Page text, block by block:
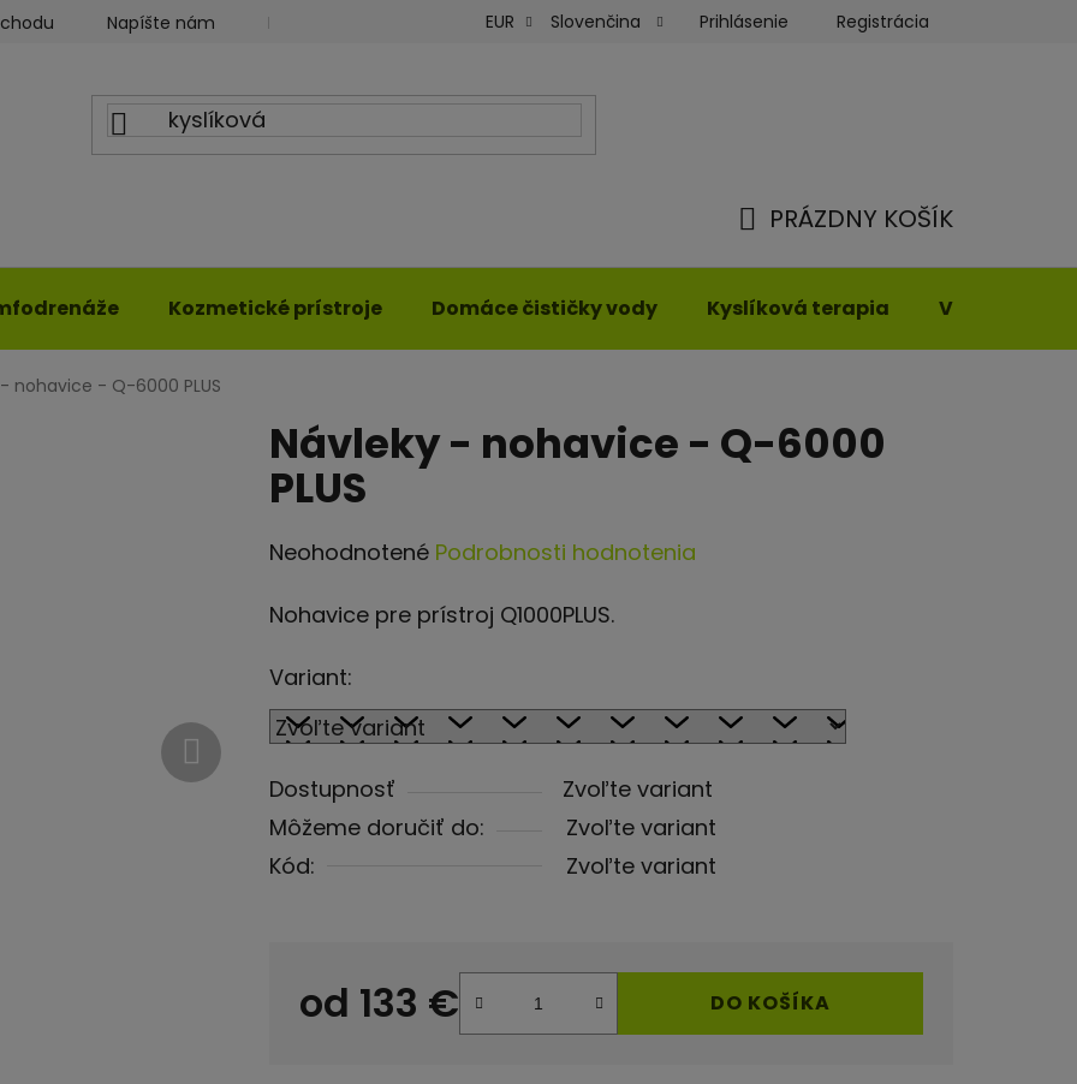
Napíšte nám Blog ILWY Obchodné podmienky Moja objednávka
EUR Slovenčina Prihlásenie Registrácia
KOŠÍK
PRÁZDNY KOŠÍK
Kozmetické prístroje Domáce čističky vody Kyslíková terapia Vyhrievané
nohavice - Q-6000 PLUS
Návleky - nohavice - Q-6000
PLUS
Priemerné
produktu
0,0
z
hviezdičiek.
Neohodnotené Podrobnosti hodnotenia
Nohavice pre prístroj Q1000PLUS.
Variant:
Dostupnosť
Zvoľte variant
Môžeme doručiť do:
Zvoľte variant
Kód:
Zvoľte variant
od 133 €
Jednotková cena:
DO KOŠÍKA